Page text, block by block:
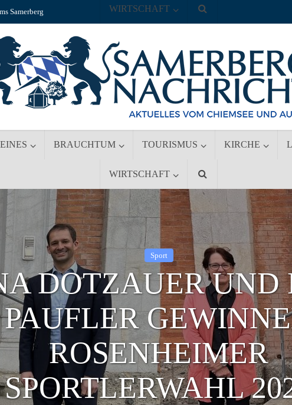
Samerberg
BRAUCHTUM TOURISMUS KIRCHE
WIRTSCHAFT
WIRTSCHAFT
Sport
DOTZAUER UND
PAUFLER
ROSENHEIMER
SPORTLERWAHL